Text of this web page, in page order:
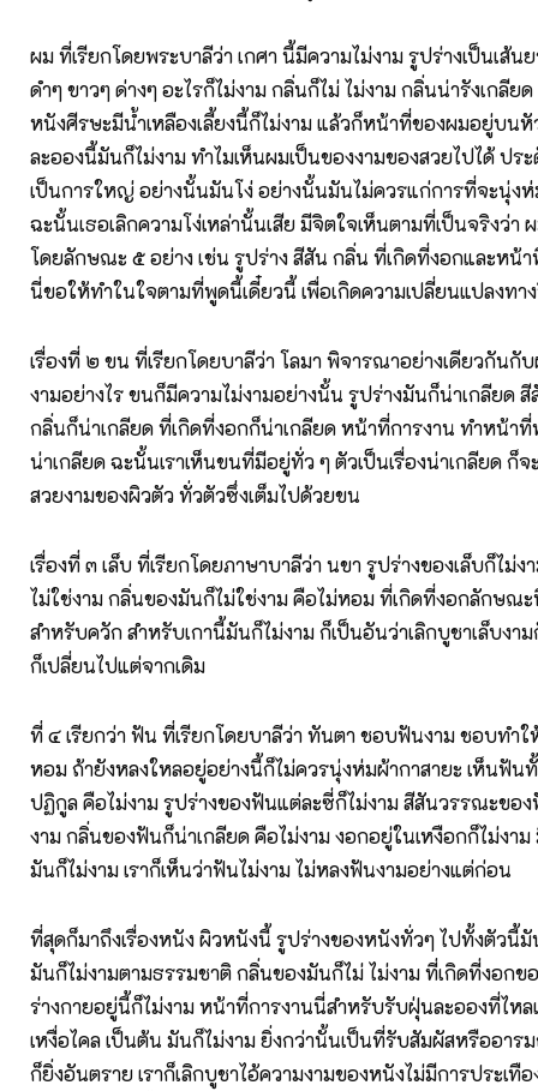
ผม ที่เรียกโดยพระบาลีว่า เกศา นี้มีความไม่งาม รูปร่างเป็นเส้น
ดำๆ ขาวๆ ด่างๆ อะไรก็ไม่งาม กลิ่นก็ไม่ ไม่งาม กลิ่นน่ารังเกลีย
หนังศีรษะมีน้ำเหลืองเลี้ยงนี้ก็ไม่งาม แล้วก็หน้าที่ของผมอยู่บน
ละอองนี้มันก็ไม่งาม ทำไมเห็นผมเป็นของงามของสวยไปได้ ปร
เป็นการใหญ่ อย่างนั้นมันโง่ อย่างนั้นมันไม่ควรแก่การที่จะนุ่งห่
ฉะนั้นเธอเลิกความโง่เหล่านั้นเสีย มีจิตใจเห็นตามที่เป็นจริงว่า
โดยลักษณะ ๕ อย่าง เช่น รูปร่าง สีสัน กลิ่น ที่เกิดที่งอกและหน้
นี่ขอให้ทำในใจตามที่พูดนี้เดี๋ยวนี้ เพื่อเกิดความเปลี่ยนแปลงทา
เรื่องที่ ๒ ขน ที่เรียกโดยบาลีว่า โลมา พิจารณาอย่างเดียวกันกั
งามอย่างไร ขนก็มีความไม่งามอย่างนั้น รูปร่างมันก็น่าเกลียด
กลิ่นก็น่าเกลียด ที่เกิดที่งอกก็น่าเกลียด หน้าที่การงาน ทำหน้
น่าเกลียด ฉะนั้นเราเห็นขนที่มีอยู่ทั่ว ๆ ตัวเป็นเรื่องน่าเกลียด ก็จ
สวยงามของผิวตัว ทั่วตัวซึ่งเต็มไปด้วยขน
เรื่องที่ ๓ เล็บ ที่เรียกโดยภาษาบาลีว่า นขา รูปร่างของเล็บก็ไม่ง
ไม่ใช่งาม กลิ่นของมันก็ไม่ใช่งาม คือไม่หอม ที่เกิดที่งอกลักษณ
สำหรับควัก สำหรับเกานี้มันก็ไม่งาม ก็เป็นอันว่าเลิกบูชาเล็บงา
ก็เปลี่ยนไปแต่จากเดิม
ที่ ๔ เรียกว่า ฟัน ที่เรียกโดยบาลีว่า ทันตา ชอบฟันงาม ชอบทำ
หอม ถ้ายังหลงใหลอยู่อย่างนี้ก็ไม่ควรนุ่งห่มผ้ากาสายะ เห็นฟัน
ปฏิกูล คือไม่งาม รูปร่างของฟันแต่ละซี่ก็ไม่งาม สีสันวรรณะขอ
งาม กลิ่นของฟันก็น่าเกลียด คือไม่งาม งอกอยู่ในเหงือกก็ไม่งา
มันก็ไม่งาม เราก็เห็นว่าฟันไม่งาม ไม่หลงฟันงามอย่างแต่ก่อน
ที่สุดก็มาถึงเรื่องหนัง ผิวหนังนี้ รูปร่างของหนังทั่วๆ ไปทั้งตัวนี้มั
มันก็ไม่งามตามธรรมชาติ กลิ่นของมันก็ไม่ ไม่งาม ที่เกิดที่งอก
ร่างกายอยู่นี้ก็ไม่งาม หน้าที่การงานนี่สำหรับรับฝุ่นละอองที่ไหล
เหงื่อไคล เป็นต้น มันก็ไม่งาม ยิ่งกว่านั้นเป็นที่รับสัมผัสหรืออาร
ก็ยิ่งอันตราย เราก็เลิกบูชาไอ้ความงามของหนังไม่มีการประเทื